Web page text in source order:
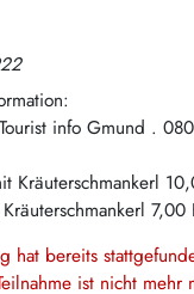
info Gmund .
Kräuterschmankerl
7,00
hat bereits
ist nicht mehr